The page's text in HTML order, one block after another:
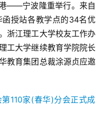
——宁波隆重举行。来自
授站各教学点的34名优
浙江理工大学校友工作办
工大学继续教育学院院长
教育集团总裁涂源贞应邀